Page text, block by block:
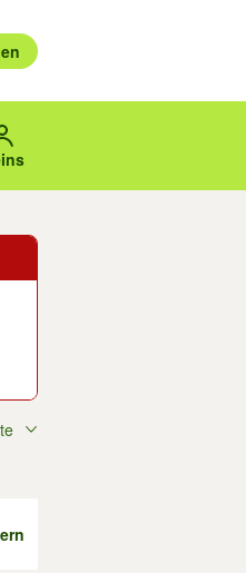
Pfeiltasten nach oben/